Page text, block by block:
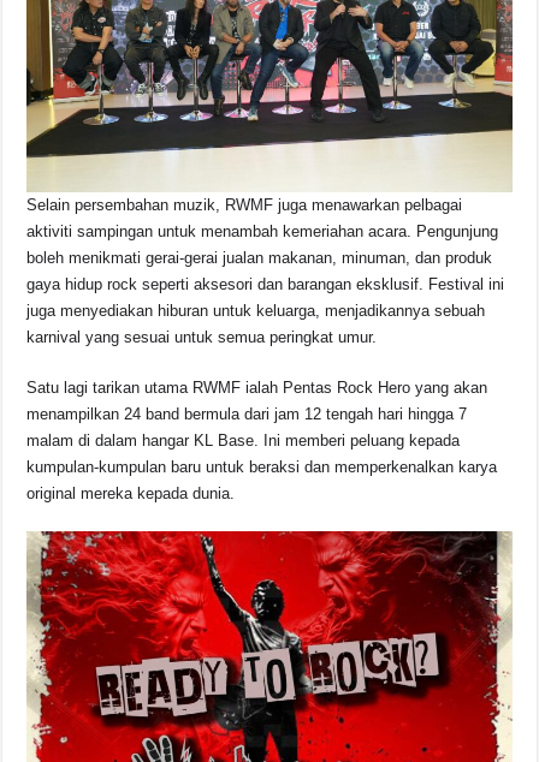
Selain persembahan muzik, RWMF juga menawarkan pelbagai
aktiviti sampingan untuk menambah kemeriahan acara. Pengunjung
boleh menikmati gerai-gerai jualan makanan, minuman, dan produk
gaya hidup rock seperti aksesori dan barangan eksklusif. Festival ini
juga menyediakan hiburan untuk keluarga, menjadikannya sebuah
karnival yang sesuai untuk semua peringkat umur.
Satu lagi tarikan utama RWMF ialah Pentas Rock Hero yang akan
menampilkan 24 band bermula dari jam 12 tengah hari hingga 7
malam di dalam hangar KL Base. Ini memberi peluang kepada
kumpulan-kumpulan baru untuk beraksi dan memperkenalkan karya
original mereka kepada dunia.